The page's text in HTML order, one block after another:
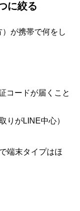
に絞る
が携帯で何をし
コードが届くこと
りがLINE中心）
端末タイプはほ